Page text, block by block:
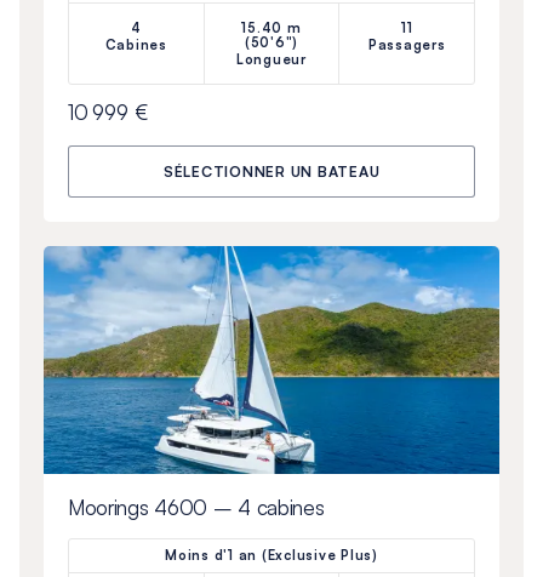
4
Cabines
15.40 m
(50'6")
Longueur
11
Passagers
10 999 €
SÉLECTIONNER UN BATEAU
Moorings 4600 – 4 cabines
Moins d'1 an (Exclusive Plus)